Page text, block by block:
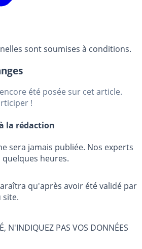
sont soumises à conditions.
été posée sur cet article.
!
la rédaction
sera jamais publiée. Nos experts
heures.
qu'après avoir été validé par
N'INDIQUEZ PAS VOS DONNÉES